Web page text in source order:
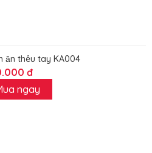
ăn thêu tay KA004
đ
ngay